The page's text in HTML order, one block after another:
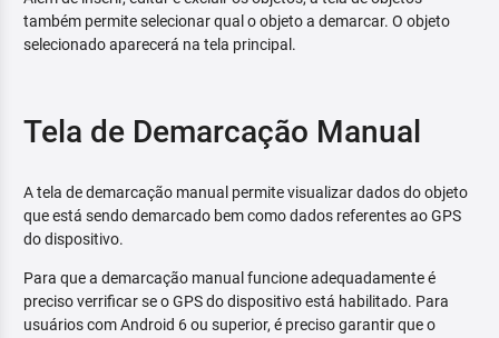
também permite selecionar qual o objeto a demarcar. O objeto
selecionado aparecerá na tela principal.
Tela de Demarcação Manual
A tela de demarcação manual permite visualizar dados do objeto
que está sendo demarcado bem como dados referentes ao GPS
do dispositivo.
Para que a demarcação manual funcione adequadamente é
preciso verrificar se o GPS do dispositivo está habilitado. Para
usuários com Android 6 ou superior, é preciso garantir que o